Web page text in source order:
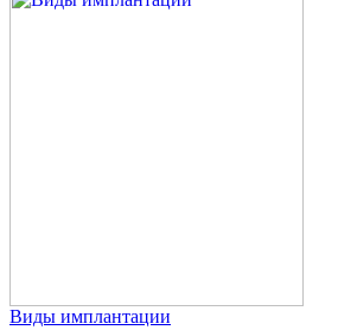
Виды имплантации